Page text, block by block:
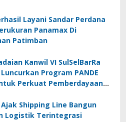
Layani Sandar Perdana
Panamax Di
Patimban
Kanwil VI SulSelBarRa
Program PANDE
Perkuat Pemberdayaan
Shipping Line Bangun
Logistik Terintegrasi